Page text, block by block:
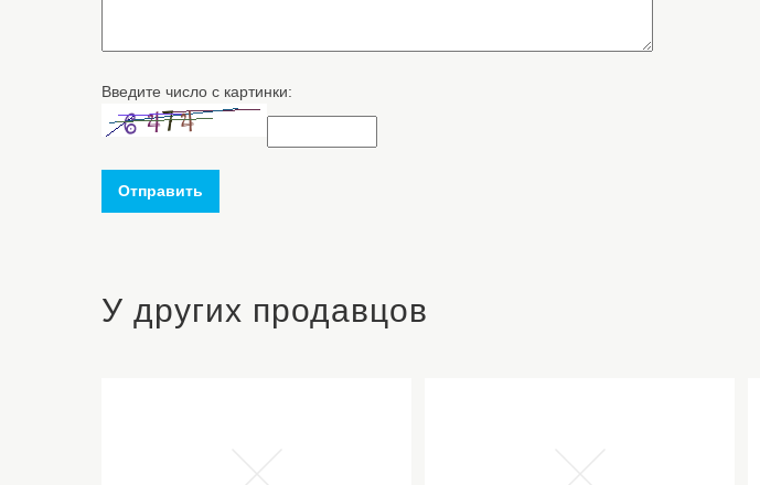
Введите число с картинки:
Отправить
У других продавцов